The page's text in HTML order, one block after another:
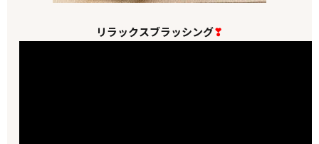
リラックスブラッシング❣